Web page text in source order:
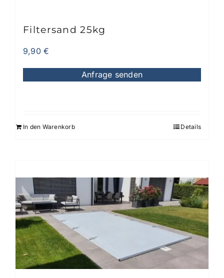
Filtersand 25kg
9,90€
Anfrage senden
In den Warenkorb Details